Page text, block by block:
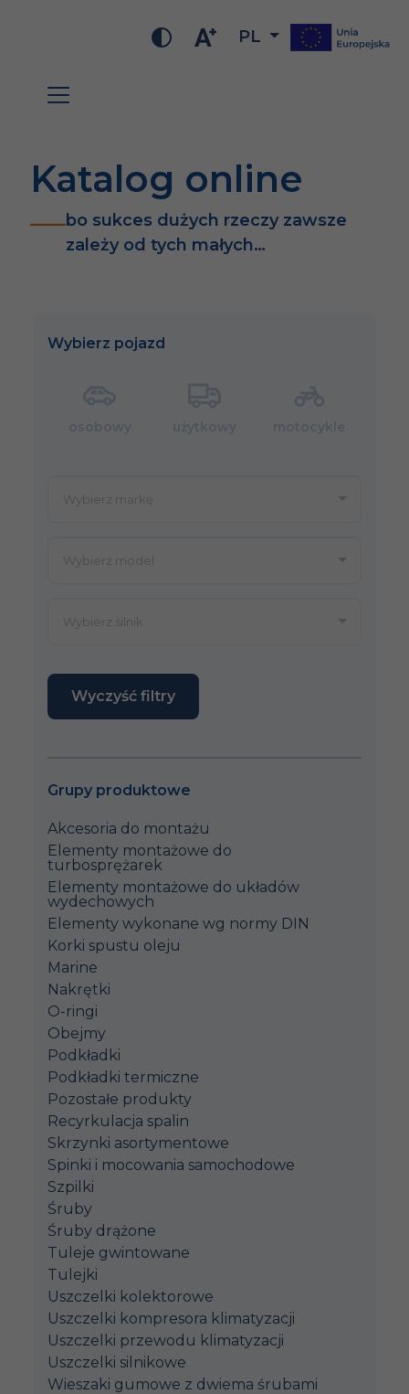
PL
Katalog online
bo sukces dużych rzeczy zawsze
zależy od tych małych…
Wybierz pojazd
Wyczyść filtry
Grupy produktowe
Akcesoria do montażu
Elementy montażowe do
turbosprężarek
Elementy montażowe do układów
wydechowych
Elementy wykonane wg normy DIN
Korki spustu oleju
Marine
Nakrętki
O-ringi
Obejmy
Podkładki
Podkładki termiczne
Pozostałe produkty
Recyrkulacja spalin
Skrzynki asortymentowe
Spinki i mocowania samochodowe
Szpilki
Śruby
Śruby drążone
Tuleje gwintowane
Tulejki
Uszczelki kolektorowe
Uszczelki kompresora klimatyzacji
Uszczelki przewodu klimatyzacji
Uszczelki silnikowe
Wieszaki gumowe z dwiema śrubami